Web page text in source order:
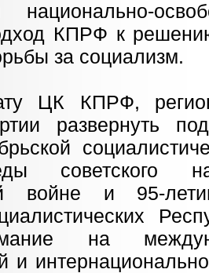
КПРФ к
за социализм.
ЦК КПРФ,
развернуть
советского
войне и 95-
на
и